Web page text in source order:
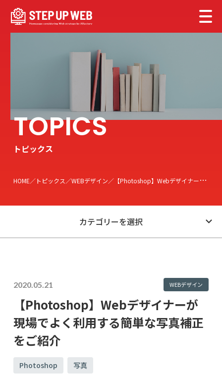
トピックス
HOME トピックス WEBデザイン 【Photoshop】Webデザイナーが現場でよく利用する簡単な写真補正をご紹介
カテゴリーを選択
2020.05.21 WEBデザイン
【Photoshop】Webデザイナーが
現場でよく利用する簡単な写真補正
をご紹介
Photoshop 写真